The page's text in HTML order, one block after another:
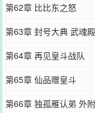
第62章 比比东之怒
第63章 封号大典 武魂
第64章 再见皇斗战队
第65章 仙品赠皇斗
第66章 独孤雁认弟 外